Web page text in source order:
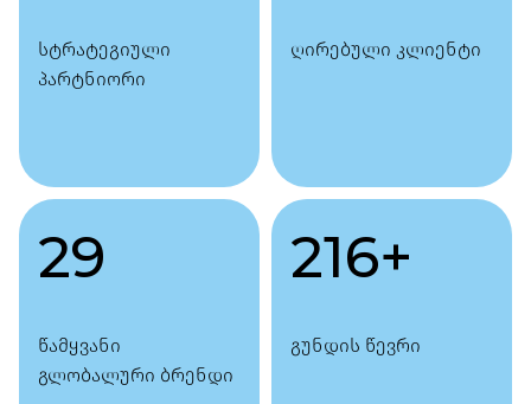
სტრატეგიული
პარტნიორი
ღირებული კლიენტი
29
წამყვანი
გლობალური ბრენდი
216+
გუნდის წევრი